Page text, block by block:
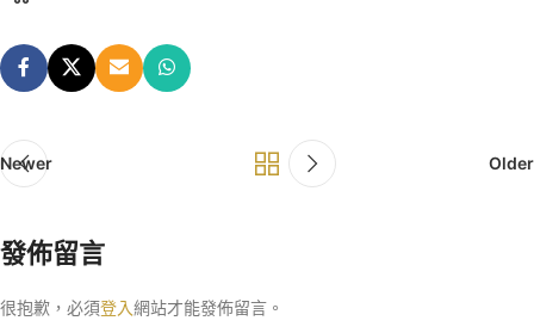
Newer Older
發佈留言
很抱歉，必須登入網站才能發佈留言。